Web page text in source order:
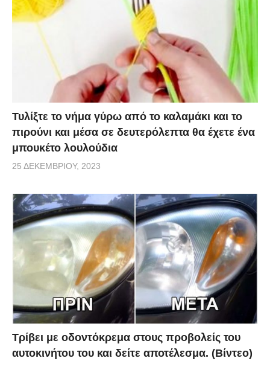
Τυλίξτε το νήμα γύρω από το καλαμάκι και το
πιρούνι και μέσα σε δευτερόλεπτα θα έχετε ένα
μπουκέτο λουλούδια
25 ΔΕΚΕΜΒΡΊΟΥ, 2023
Τρίβει με οδοντόκρεμα στους προβολείς του
αυτοκινήτου του και δείτε αποτέλεσμα. (Βίντεο)